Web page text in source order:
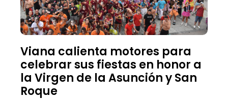
Viana calienta motores para
celebrar sus fiestas en honor a
la Virgen de la Asunción y San
Roque